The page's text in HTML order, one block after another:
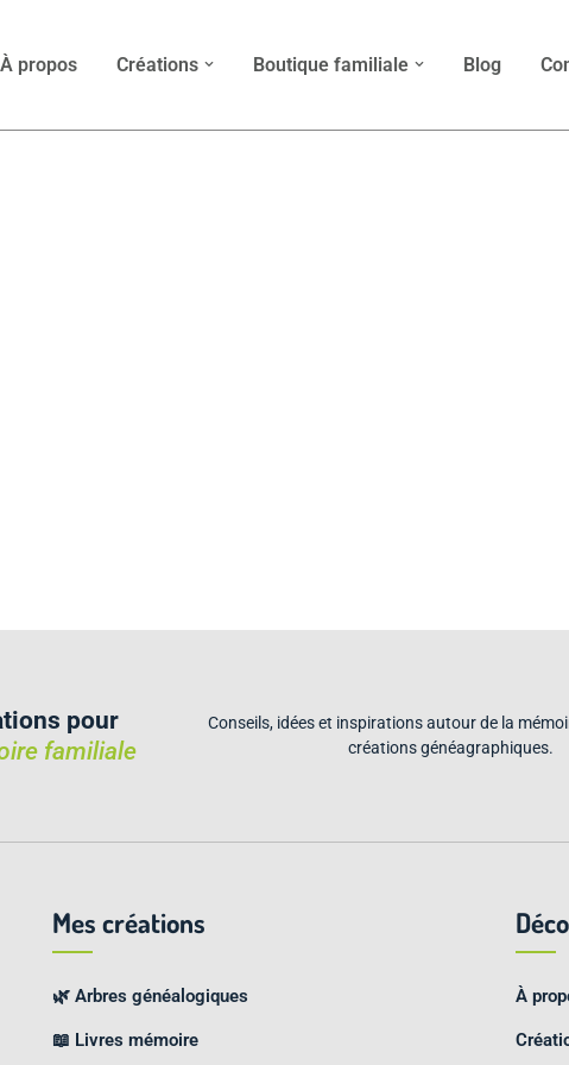
À propos Créations Boutique familiale Blog
pour
familiale
Conseils, idées et inspirations autour de la
créations généagraphiques.
Mes créations
🌿 Arbres généalogiques
📖 Livres mémoire
À